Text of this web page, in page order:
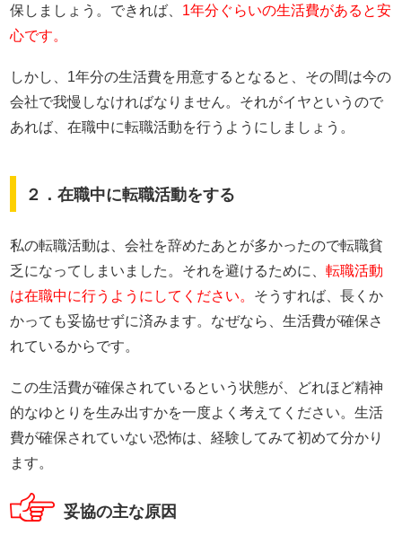
保しましょう。できれば、 1年分ぐらいの生活費があると安
心です。
しかし、1年分の生活費を用意するとなると、その間は今の
会社で我慢しなければなりません。それがイヤというので
あれば、在職中に転職活動を行うようにしましょう。
２．在職中に転職活動をする
私の転職活動は、会社を辞めたあとが多かったので転職貧
乏になってしまいました。それを避けるために、転職活動
は在職中に行うようにしてください。 そうすれば、長くか
かっても妥協せずに済みます。なぜなら、生活費が確保さ
れているからです。
この生活費が確保されているという状態が、どれほど精神
的なゆとりを生み出すかを一度よく考えてください。生活
費が確保されていない恐怖は、経験してみて初めて分かり
ます。
妥協の主な原因